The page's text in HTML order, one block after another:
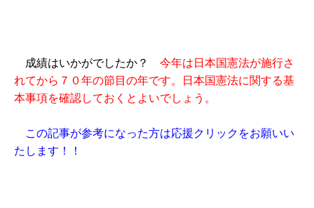
成績はいかがでしたか？
今年は日本国憲法が施行さ
れてから７０年の節目の年です。日本国憲法に関する基
本事項を確認しておくとよいでしょう。
この記事が参考になった方は応援クリックをお願いい
たします！！